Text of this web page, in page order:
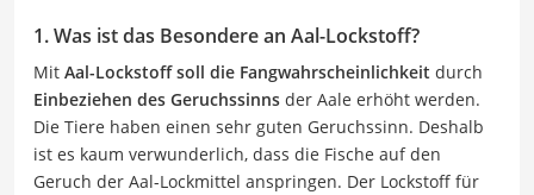
1. Was ist das Besondere an Aal-Lockstoff?
Mit Aal-Lockstoff soll die Fangwahrscheinlichkeit durch
Einbeziehen des Geruchssinns der Aale erhöht werden.
Die Tiere haben einen sehr guten Geruchssinn. Deshalb
ist es kaum verwunderlich, dass die Fische auf den
Geruch der Aal-Lockmittel anspringen. Der Lockstoff für